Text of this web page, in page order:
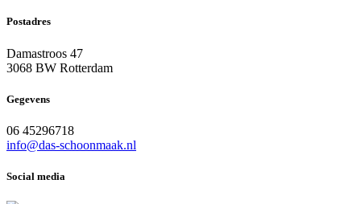
Postadres
Damastroos 47
3068 BW Rotterdam
Gegevens
06 45296718
info@das-schoonmaak.nl
Social media